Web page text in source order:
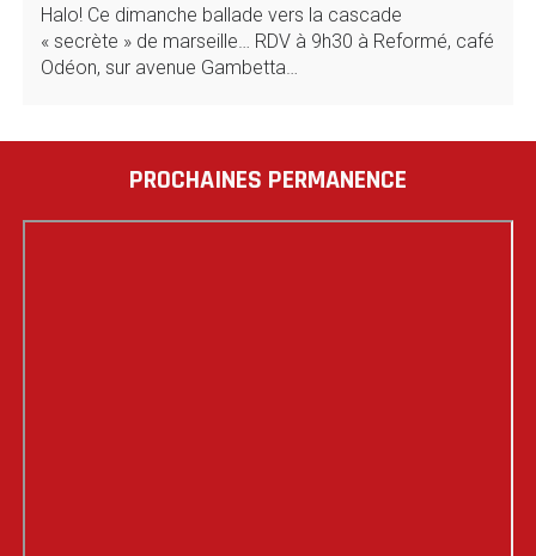
Halo! Ce dimanche ballade vers la cascade
« secrète » de marseille… RDV à 9h30 à Reformé, café
Odéon, sur avenue Gambetta…
PROCHAINES PERMANENCE